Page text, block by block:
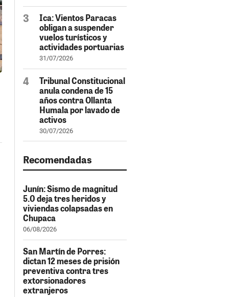
Ica: Vientos Paracas
obligan a suspender
vuelos turísticos y
actividades portuarias
31/07/2026
Tribunal Constitucional
anula condena de 15
años contra Ollanta
Humala por lavado de
activos
30/07/2026
Recomendadas
Junín: Sismo de magnitud
5.0 deja tres heridos y
viviendas colapsadas en
Chupaca
06/08/2026
San Martín de Porres:
dictan 12 meses de prisión
preventiva contra tres
extorsionadores
extranjeros